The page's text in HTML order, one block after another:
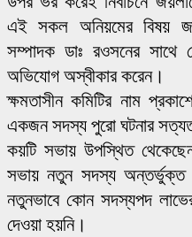
এই সকল অনিয়মের বিষয়
সম্পাদক ডাঃ রওসনের
অভিযোগ অস্বীকার করেন।
ক্ষমতাসীন কমিটির নাম
একজন সদস্য পুরো ঘটনার
কয়টি সভায় উপস্থিত
সভায় নতুন সদস্য অন্তর্ভুক্ত
নতুনভাবে কোন সদস্যপদ
দেওয়া হয়নি।